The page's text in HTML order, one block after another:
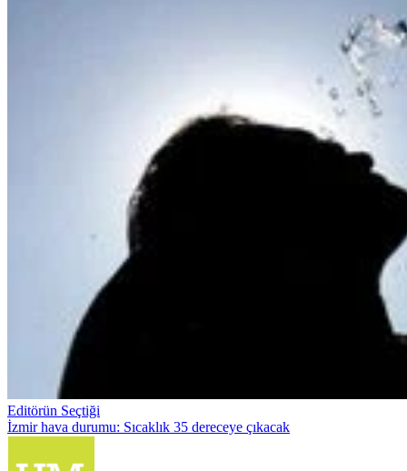
Editörün Seçtiği
İzmir hava durumu: Sıcaklık 35 dereceye çıkacak